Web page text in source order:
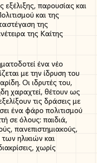
παρουσίας και
και της
της
της Καίτης
ένα νέο
με την ίδρυση του
Οι ιδρυτές του,
χαραχτεί, θέτουν ως
τις δράσεις με
ένα φάρο πολιτισμού
σε όλους: παιδιά,
πανεπιστημιακούς,
ηλικιών και
χωρίς